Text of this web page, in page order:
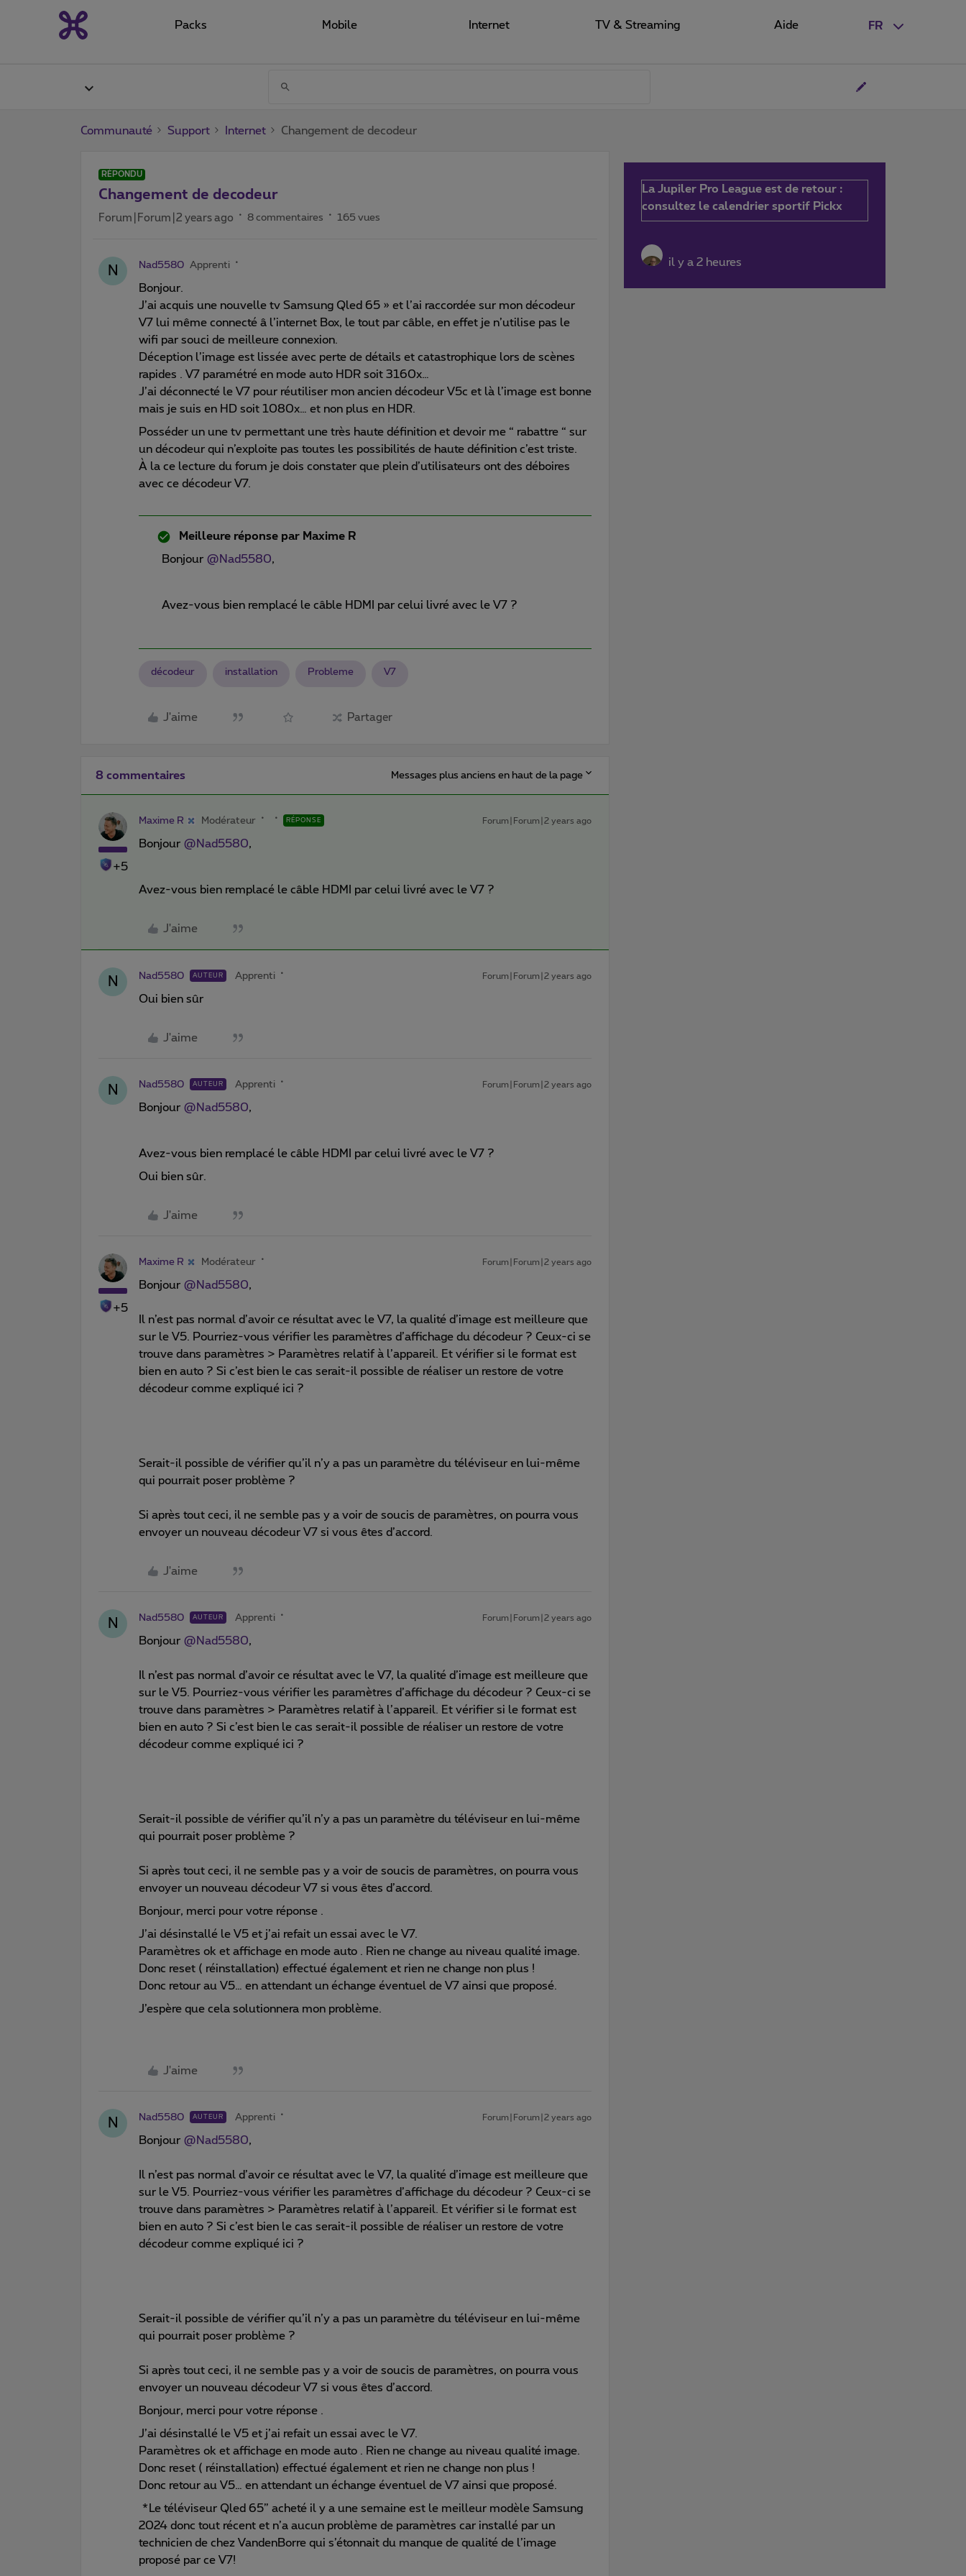
FR
Packs Mobile Internet TV & Streaming Aide
Communauté Support Internet Changement de decodeur
RÉPONDU
Changement de decodeur
Forum|Forum|2 years ago 8 commentaires 165 vues
N Nad5580 Apprenti
Bonjour.
J’ai acquis une nouvelle tv Samsung Qled 65 » et l’ai raccordée sur mon décodeur
V7 lui même connecté â l’internet Box, le tout par câble, en effet je n’utilise pas le
wifi par souci de meilleure connexion.
Déception l’image est lissée avec perte de détails et catastrophique lors de scènes
rapides . V7 paramétré en mode auto HDR soit 3160x…
J’ai déconnecté le V7 pour réutiliser mon ancien décodeur V5c et là l’image est bonne
mais je suis en HD soit 1080x… et non plus en HDR.
Posséder un une tv permettant une très haute définition et devoir me “ rabattre “ sur
un décodeur qui n’exploite pas toutes les possibilités de haute définition c’est triste.
À la ce lecture du forum je dois constater que plein d’utilisateurs ont des déboires
avec ce décodeur V7.
Meilleure réponse par Maxime R
Bonjour @Nad5580,
Avez-vous bien remplacé le câble HDMI par celui livré avec le V7 ?
décodeur installation Probleme V7
J'aime Partager
8 commentaires Messages plus anciens en haut de la page
+5
Maxime R Modérateur RÉPONSE Forum|Forum|2 years ago
Bonjour @Nad5580,
Avez-vous bien remplacé le câble HDMI par celui livré avec le V7 ?
J'aime
N Nad5580 AUTEUR Apprenti Forum|Forum|2 years ago
Oui bien sûr
J'aime
N Nad5580 AUTEUR Apprenti Forum|Forum|2 years ago
Bonjour @Nad5580,
Avez-vous bien remplacé le câble HDMI par celui livré avec le V7 ?
Oui bien sûr.
J'aime
+5
Maxime R Modérateur Forum|Forum|2 years ago
Bonjour @Nad5580,
Il n’est pas normal d’avoir ce résultat avec le V7, la qualité d’image est meilleure que
sur le V5. Pourriez-vous vérifier les paramètres d’affichage du décodeur ? Ceux-ci se
trouve dans paramètres > Paramètres relatif à l’appareil. Et vérifier si le format est
bien en auto ? Si c’est bien le cas serait-il possible de réaliser un restore de votre
décodeur comme expliqué ici ?
Serait-il possible de vérifier qu’il n’y a pas un paramètre du téléviseur en lui-même
qui pourrait poser problème ?
Si après tout ceci, il ne semble pas y a voir de soucis de paramètres, on pourra vous
envoyer un nouveau décodeur V7 si vous êtes d’accord.
J'aime
N Nad5580 AUTEUR Apprenti Forum|Forum|2 years ago
Bonjour @Nad5580,
Il n’est pas normal d’avoir ce résultat avec le V7, la qualité d’image est meilleure que
sur le V5. Pourriez-vous vérifier les paramètres d’affichage du décodeur ? Ceux-ci se
trouve dans paramètres > Paramètres relatif à l’appareil. Et vérifier si le format est
bien en auto ? Si c’est bien le cas serait-il possible de réaliser un restore de votre
décodeur comme expliqué ici ?
Serait-il possible de vérifier qu’il n’y a pas un paramètre du téléviseur en lui-même
qui pourrait poser problème ?
Si après tout ceci, il ne semble pas y a voir de soucis de paramètres, on pourra vous
envoyer un nouveau décodeur V7 si vous êtes d’accord.
Bonjour, merci pour votre réponse .
J’ai désinstallé le V5 et j’ai refait un essai avec le V7.
Paramètres ok et affichage en mode auto . Rien ne change au niveau qualité image.
Donc reset ( réinstallation) effectué également et rien ne change non plus !
Donc retour au V5… en attendant un échange éventuel de V7 ainsi que proposé.
J’espère que cela solutionnera mon problème.
J'aime
N Nad5580 AUTEUR Apprenti Forum|Forum|2 years ago
Bonjour @Nad5580,
Il n’est pas normal d’avoir ce résultat avec le V7, la qualité d’image est meilleure que
sur le V5. Pourriez-vous vérifier les paramètres d’affichage du décodeur ? Ceux-ci se
trouve dans paramètres > Paramètres relatif à l’appareil. Et vérifier si le format est
bien en auto ? Si c’est bien le cas serait-il possible de réaliser un restore de votre
décodeur comme expliqué ici ?
Serait-il possible de vérifier qu’il n’y a pas un paramètre du téléviseur en lui-même
qui pourrait poser problème ?
Si après tout ceci, il ne semble pas y a voir de soucis de paramètres, on pourra vous
envoyer un nouveau décodeur V7 si vous êtes d’accord.
Bonjour, merci pour votre réponse .
J’ai désinstallé le V5 et j’ai refait un essai avec le V7.
Paramètres ok et affichage en mode auto . Rien ne change au niveau qualité image.
Donc reset ( réinstallation) effectué également et rien ne change non plus !
Donc retour au V5… en attendant un échange éventuel de V7 ainsi que proposé.
*Le téléviseur Qled 65” acheté il y a une semaine est le meilleur modèle Samsung
2024 donc tout récent et n’a aucun problème de paramètres car installé par un
technicien de chez VandenBorre qui s’étonnait du manque de qualité de l’image
proposé par ce V7!
La Jupiler Pro League est de retour :
consultez le calendrier sportif Pickx
il y a 2 heures